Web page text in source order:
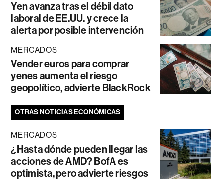
Yen avanza tras el débil dato
laboral de EE.UU. y crece la
alerta por posible intervención
MERCADOS
Vender euros para comprar
yenes aumenta el riesgo
geopolítico, advierte BlackRock
OTRAS NOTICIAS ECONÓMICAS
MERCADOS
¿Hasta dónde pueden llegar las
acciones de AMD? BofA es
optimista, pero advierte riesgos